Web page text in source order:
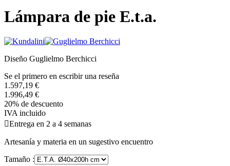
Lámpara de pie E.t.a.
Diseño Guglielmo Berchicci
Se el primero en escribir una reseña
1.597,19 €
1.996,49 €
20% de descuento
IVA incluido
Entrega en 2 a 4 semanas
Artesanía y materia en un sugestivo encuentro
Tamaño :